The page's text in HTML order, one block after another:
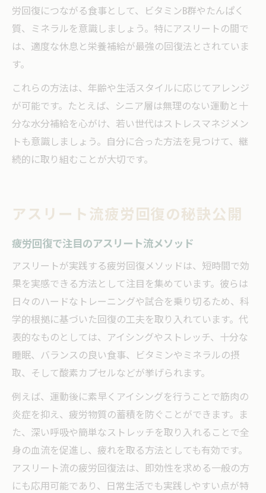
労回復につながる食事として、ビタミンB群やたんぱく
質、ミネラルを意識しましょう。特にアスリートの間で
は、適度な休息と栄養補給が最強の回復法とされていま
す。
これらの方法は、年齢や生活スタイルに応じてアレンジ
が可能です。たとえば、シニア層は無理のない運動と十
分な水分補給を心がけ、若い世代はストレスマネジメン
トも意識しましょう。自分に合った方法を見つけて、継
続的に取り組むことが大切です。
アスリート流疲労回復の秘訣公開
疲労回復で注目のアスリート流メソッド
アスリートが実践する疲労回復メソッドは、短時間で効
果を実感できる方法として注目を集めています。彼らは
日々のハードなトレーニングや試合を乗り切るため、科
学的根拠に基づいた回復の工夫を取り入れています。代
表的なものとしては、アイシングやストレッチ、十分な
睡眠、バランスの良い食事、ビタミンやミネラルの摂
取、そして酸素カプセルなどが挙げられます。
例えば、運動後に素早くアイシングを行うことで筋肉の
炎症を抑え、疲労物質の蓄積を防ぐことができます。ま
た、深い呼吸や簡単なストレッチを取り入れることで全
身の血流を促進し、疲れを取る方法としても有効です。
アスリート流の疲労回復法は、即効性を求める一般の方
にも応用可能であり、日常生活でも実践しやすい点が特